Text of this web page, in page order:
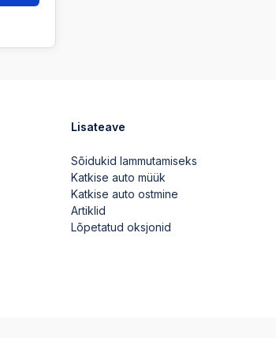
Lisateave
Sõidukid lammutamiseks
Katkise auto müük
Katkise auto ostmine
Artiklid
Lõpetatud oksjonid